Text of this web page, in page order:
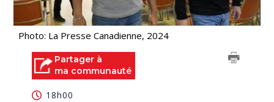
Photo: La Presse Canadienne, 2024
Partager à
ma communauté
18h00